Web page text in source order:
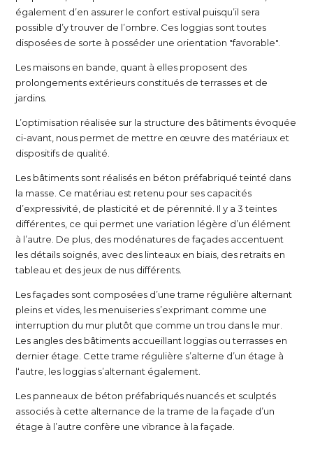
également d’en assurer le confort estival puisqu’il sera
possible d’y trouver de l’ombre. Ces loggias sont toutes
disposées de sorte à posséder une orientation "favorable".
Les maisons en bande, quant à elles proposent des
prolongements extérieurs constitués de terrasses et de
jardins.
L’optimisation réalisée sur la structure des bâtiments évoquée
ci-avant, nous permet de mettre en œuvre des matériaux et
dispositifs de qualité.
Les bâtiments sont réalisés en béton préfabriqué teinté dans
la masse. Ce matériau est retenu pour ses capacités
d’expressivité, de plasticité et de pérennité. Il y a 3 teintes
différentes, ce qui permet une variation légère d’un élément
à l’autre. De plus, des modénatures de façades accentuent
les détails soignés, avec des linteaux en biais, des retraits en
tableau et des jeux de nus différents.
Les façades sont composées d’une trame régulière alternant
pleins et vides, les menuiseries s’exprimant comme une
interruption du mur plutôt que comme un trou dans le mur.
Les angles des bâtiments accueillant loggias ou terrasses en
dernier étage. Cette trame régulière s’alterne d’un étage à
l‘autre, les loggias s’alternant également.
Les panneaux de béton préfabriqués nuancés et sculptés
associés à cette alternance de la trame de la façade d’un
étage à l’autre confère une vibrance à la façade.